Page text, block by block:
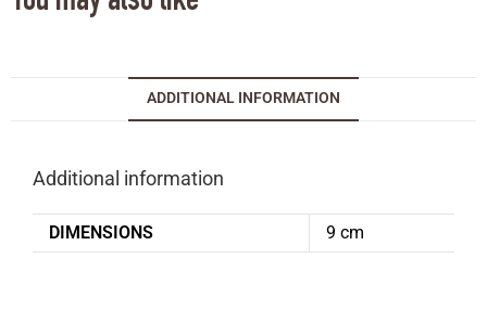
ADDITIONAL INFORMATION
Additional information
DIMENSIONS 9 cm